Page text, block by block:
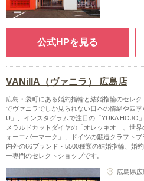
公式HPを見る
VANillA（ヴァニラ） 広島店
広島・袋町にある婚約指輪と結婚指輪のセレ
でヴァニラでしか見られない日本の情緒や四
U」、インスタグラムで注目の「YUKA HOJO
メラルドカットダイヤの「オレッキオ」、世
ォーエバーマーク」、ドイツの鍛造クラフト
内外の66ブランド・5500種類の結婚指輪、婚
ー専門のセレクトショップです。
広島県